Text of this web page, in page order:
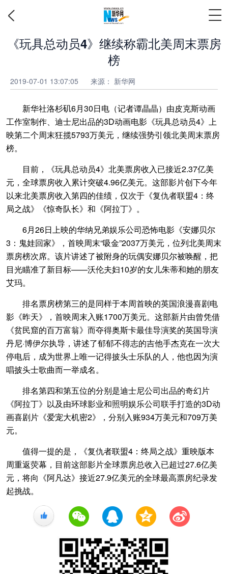
《玩具总动员4》继续称霸北美周末票房
榜
2019-07-01 13:07:05 来源： 新华网
新华社洛杉矶6月30日电（记者谭晶晶）由皮克斯动画
工作室制作、迪士尼出品的3D动画电影《玩具总动员4》上
映第二个周末狂揽5793万美元，继续强势引领北美周末票房
榜。
目前，《玩具总动员4》北美票房收入已接近2.37亿美
元，全球票房收入累计突破4.96亿美元。这部影片创下今年
以来北美票房收入第四的佳绩，仅次于《复仇者联盟4：终
局之战》《惊奇队长》和《阿拉丁》。
6月26日上映的华纳兄弟娱乐公司恐怖电影《安娜贝尔
3：鬼娃回家》，首映周末“吸金”2037万美元，位列北美周末
票房榜次席。该片讲述了被附身的玩偶安娜贝尔被唤醒，把
目光瞄准了新目标——沃伦夫妇10岁的女儿朱蒂和她的朋友
艾玛。
排名票房榜第三的是同样于本周首映的英国浪漫喜剧电
影《昨天》，首映周末入账1700万美元。这部新片由曾凭借
《贫民窟的百万富翁》而夺得奥斯卡最佳导演奖的英国导演
丹尼·博伊尔执导，讲述了郁郁不得志的吉他手杰克在一次大
停电后，成为世界上唯一记得披头士乐队的人，他也因为演
唱披头士歌曲而一举成名。
排名第四和第五位的分别是迪士尼公司出品的奇幻片
《阿拉丁》以及由环球影业和照明娱乐公司联手打造的3D动
画喜剧片《爱宠大机密2》，分别入账934万美元和709万美
元。
值得一提的是，《复仇者联盟4：终局之战》重映版本
周重返荧幕，目前这部影片全球票房总收入已超过27.6亿美
元，将向《阿凡达》接近27.9亿美元的全球最高票房纪录发
起挑战。
+1